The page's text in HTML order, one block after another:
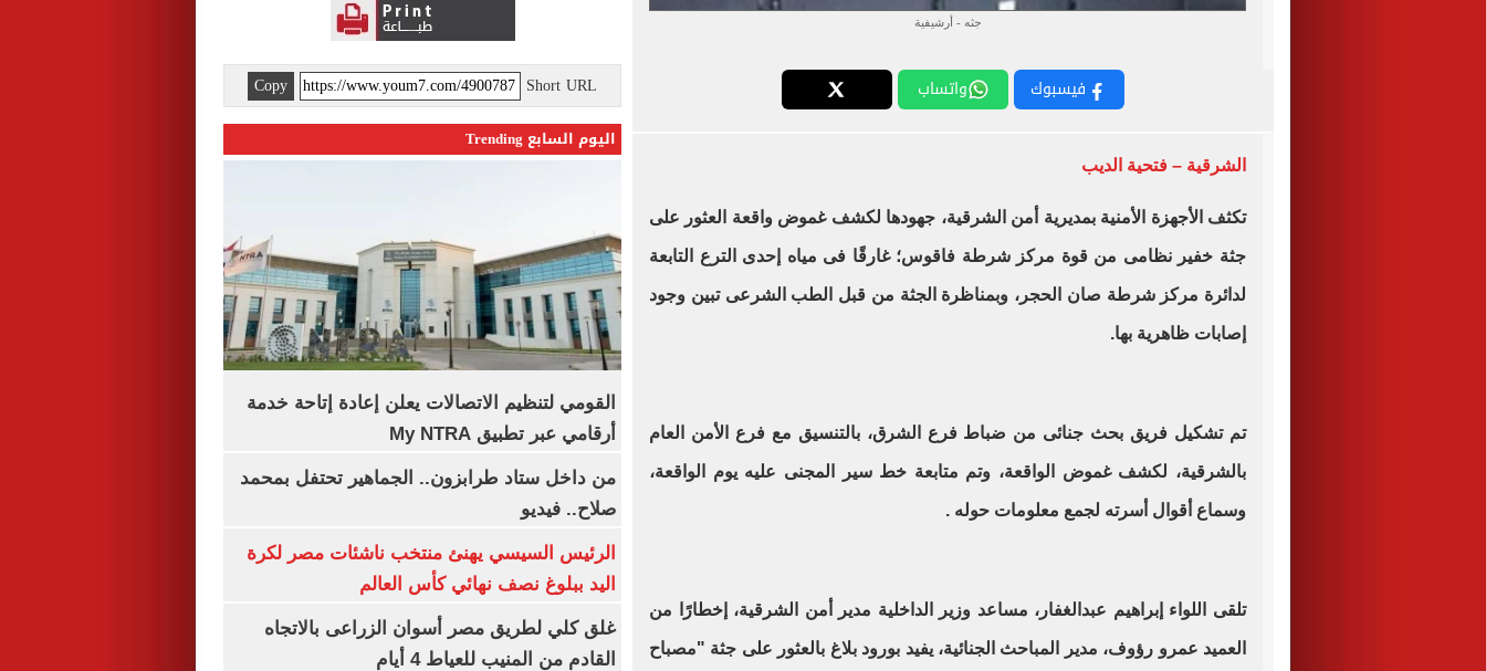
جثه - أرشيفية
فيسبوك واتساب
الشرقية – فتحية الديب
تكثف الأجهزة الأمنية بمديرية أمن الشرقية، جهودها لكشف غموض واقعة العثور على
جثة خفير نظامى من قوة مركز شرطة فاقوس؛ غارقًا فى مياه إحدى الترع التابعة
لدائرة مركز شرطة صان الحجر، وبمناظرة الجثة من قبل الطب الشرعى تبين وجود
إصابات ظاهرية بها.
تم تشكيل فريق بحث جنائى من ضباط فرع الشرق، بالتنسيق مع فرع الأمن العام
بالشرقية، لكشف غموض الواقعة، وتم متابعة خط سير المجنى عليه يوم الواقعة،
وسماع أقوال أسرته لجمع معلومات حوله .
تلقى اللواء إبراهيم عبدالغفار، مساعد وزير الداخلية مدير أمن الشرقية، إخطارًا من
العميد عمرو رؤوف، مدير المباحث الجنائية، يفيد بورود بلاغ بالعثور على جثة "مصباح
Short URL
Copy
اليوم السابع Trending
القومي لتنظيم الاتصالات يعلن إعادة إتاحة خدمة
أرقامي عبر تطبيق My NTRA
من داخل ستاد طرابزون.. الجماهير تحتفل بمحمد
صلاح.. فيديو
الرئيس السيسي يهنئ منتخب ناشئات مصر لكرة
اليد ببلوغ نصف نهائي كأس العالم
غلق كلي لطريق مصر أسوان الزراعى بالاتجاه
القادم من المنيب للعياط 4 أيام